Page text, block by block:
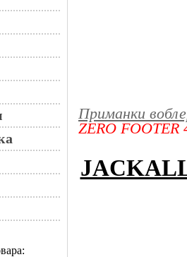
Приманки
ZERO FOOTER